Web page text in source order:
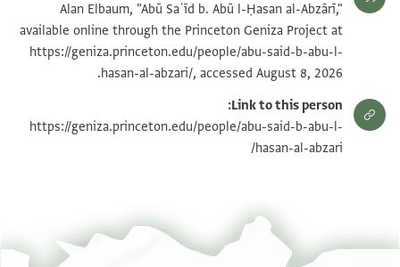
Alan Elbaum, "Abū Saʿīd b. Abū l-Ḥasan al-Abzārī,"
available online through the Princeton Geniza Project at
https://geniza.princeton.edu/people/abu-said-b-abu-l-
hasan-al-abzari/, accessed August 8, 2026.
Link to this person:
https://geniza.princeton.edu/people/abu-said-b-abu-l-
hasan-al-abzari/